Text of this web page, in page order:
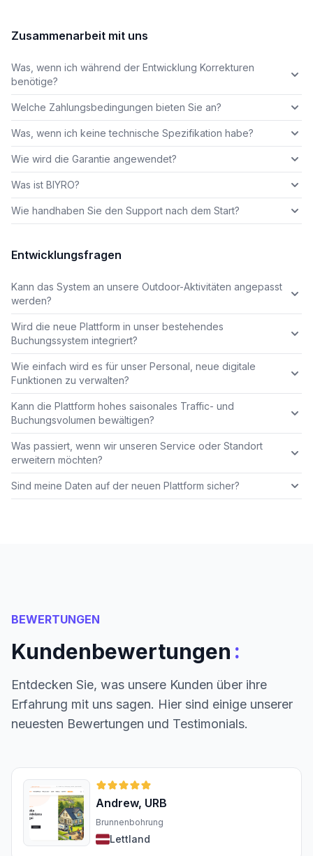
Zusammenarbeit mit uns
Was, wenn ich während der Entwicklung Korrekturen
benötige?
Welche Zahlungsbedingungen bieten Sie an?
Was, wenn ich keine technische Spezifikation habe?
Wie wird die Garantie angewendet?
Was ist BIYRO?
Wie handhaben Sie den Support nach dem Start?
Entwicklungsfragen
Kann das System an unsere Outdoor-Aktivitäten angepasst
werden?
Wird die neue Plattform in unser bestehendes
Buchungssystem integriert?
Wie einfach wird es für unser Personal, neue digitale
Funktionen zu verwalten?
Kann die Plattform hohes saisonales Traffic- und
Buchungsvolumen bewältigen?
Was passiert, wenn wir unseren Service oder Standort
erweitern möchten?
Sind meine Daten auf der neuen Plattform sicher?
BEWERTUNGEN
Kundenbewertungen :
Entdecken Sie, was unsere Kunden über ihre
Erfahrung mit uns sagen. Hier sind einige unserer
neuesten Bewertungen und Testimonials.
Andrew, URB
Brunnenbohrung
Lettland